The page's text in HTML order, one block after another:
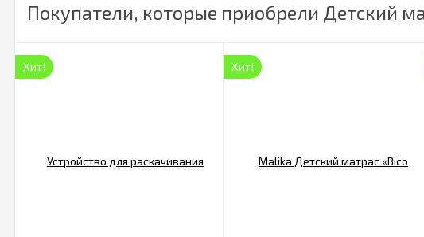
Покупатели, которые приобрели Детский
Хит! Хит!